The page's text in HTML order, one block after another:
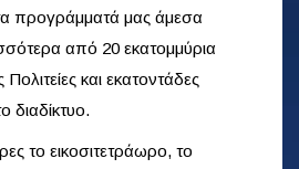
προγράμματά μας άμεσα
από 20 εκατομμύρια
και εκατοντάδες
διαδίκτυο.
το εικοσιτετράωρο, το